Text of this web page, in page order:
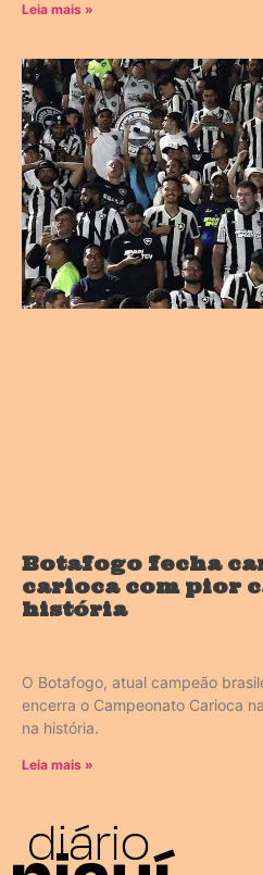
Leia mais »
Botafogo fecha
carioca com pior
história
O Botafogo, atual campeão
encerra o Campeonato Carioca
na história.
Leia mais »